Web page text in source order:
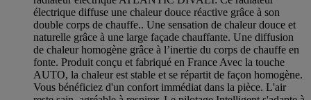
électrique diffuse une chaleur douce réactive grâce à son
double corps de chauffe.. Une sensation de chaleur douce et
naturelle grâce à une large façade chauffante. Une diffusion
de chaleur homogène grâce à l’inertie du corps de chauffe en
fonte. Produit conçu et fabriqué en France Avec la touche
AUTO, la chaleur est stable et se répartit de façon homogène.
Vous bénéficiez d'un confort immédiat dans la pièce. L'air